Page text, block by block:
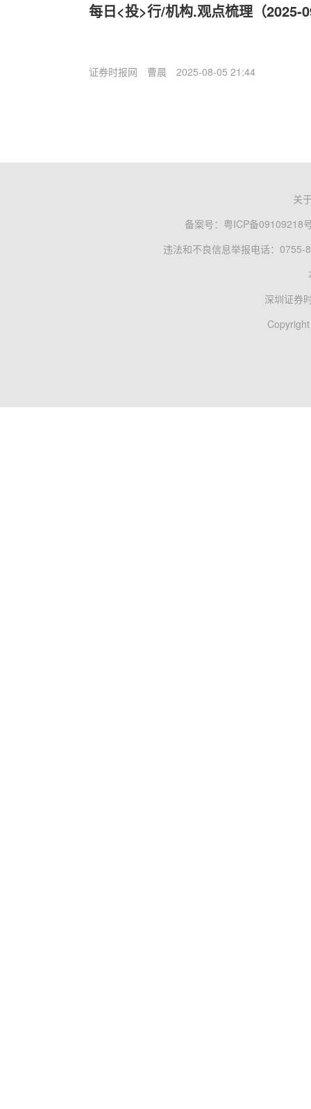
每日<投>行/机构.观点梳理（2025-
证券时报网 曹晨 2025-08-05 21:44
关
备案号： 粤ICP备09109218
违法和不良信息举报电话：0755-
深圳证券